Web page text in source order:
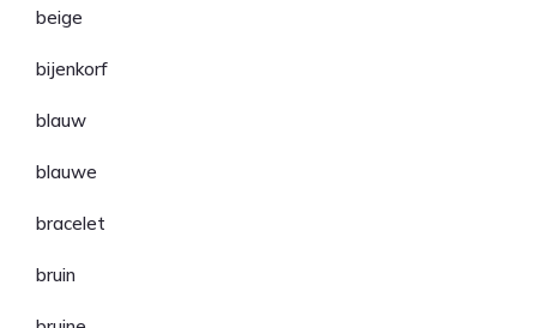
beige
bijenkorf
blauw
blauwe
bracelet
bruin